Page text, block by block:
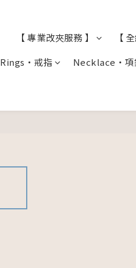
【 專業改夾服務 】
【
Rings・戒指
Necklace・項